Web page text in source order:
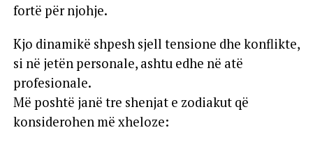
fortë për njohje.
Kjo dinamikë shpesh sjell tensione dhe konflikte,
si në jetën personale, ashtu edhe në atë
profesionale.
Më poshtë janë tre shenjat e zodiakut që
konsiderohen më xheloze: